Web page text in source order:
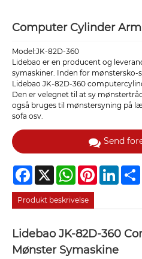
Computer Cylinder
Model:JK-82D-360
Lidebao er en producent og
symaskiner. Inden for mønstersko-
Lidebao JK-82D-360
Den er velegnet til at sy
også bruges til mønstersyning på
sofa osv.
Send
Facebook
X WhatsAppPinterest
Produkt beskrivelse
Lidebao JK-82D-360
Mønster Symaskine